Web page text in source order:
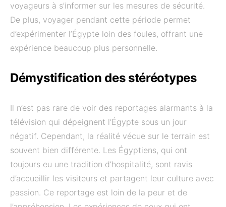
voyageurs à s’informer sur les mesures de sécurité.
De plus, voyager pendant cette période permet
d’expérimenter l’Égypte loin des foules, offrant une
expérience beaucoup plus personnelle.
Démystification des stéréotypes
Il n’est pas rare de voir des reportages alarmants à la
télévision qui dépeignent l’Égypte sous un jour
négatif. Cependant, la réalité vécue sur le terrain est
souvent bien différente. Les Égyptiens, qui ont
toujours eu une tradition d’hospitalité, sont ravis
d’accueillir les visiteurs et partagent leur culture avec
passion. Ce reportage est loin de la peur et de